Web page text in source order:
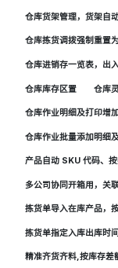
仓库货架管理，货架自
仓库拣货调拨强制重置
仓库进销存一览表，
仓库库存区置 仓库
仓库作业明细及打印增
仓库作业批量添加明
产品自动 SKU 代码、
多公司协同开箱用，
拣货单导入在库产品，
拣货单指定入库出库时
精准齐货齐料,按库存